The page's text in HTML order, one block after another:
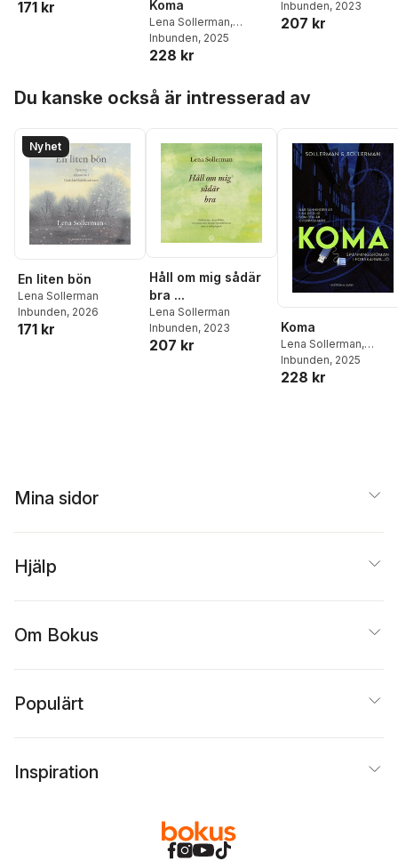
171 kr Koma
Lena Sollerman,
Christer Sollerman
Inbunden, 2025
228 kr
Inbunden, 2023
207 kr
Du kanske också är intresserad av
Nyhet
En liten bön
Lena Sollerman
Inbunden, 2026
171 kr
Håll om mig sådär
bra ...
Lena Sollerman
Inbunden, 2023
207 kr
Koma
Lena Sollerman,
Christer Sollerman
Inbunden, 2025
228 kr
Mina sidor
Hjälp
Om Bokus
Populärt
Inspiration